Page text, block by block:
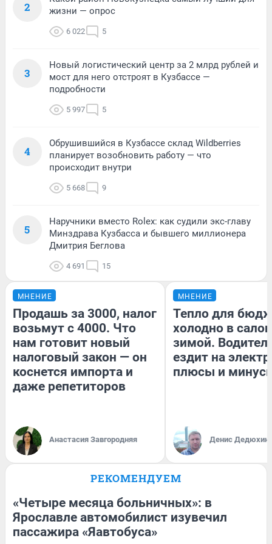
2
жизни — опрос
6 022 5
3
Новый логистический центр за 2 млрд рублей и
мост для него отстроят в Кузбассе —
подробности
5 997 5
4
Обрушившийся в Кузбассе склад Wildberries
планирует возобновить работу — что
происходит внутри
5 668 9
5
Наручники вместо Rolex: как судили экс-главу
Минздрава Кузбасса и бывшего миллионера
Дмитрия Беглова
4 691 15
МНЕНИЕ
Продашь за 3000, налог
возьмут с 4000. Что
нам готовит новый
налоговый закон — он
коснется импорта и
даже репетиторов
Анастасия Завгородняя
МНЕНИЕ
Тепло для
холодно в
зимой.
ездит на
плюсы и
Денис Дедюхин
РЕКОМЕНДУЕМ
«Четыре месяца больничных»: в
Ярославле автомобилист изувечил
пассажира «Яавтобуса»